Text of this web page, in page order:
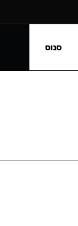
סנוס